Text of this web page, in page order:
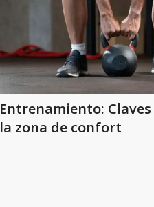
Entrenamiento:
la zona de confort